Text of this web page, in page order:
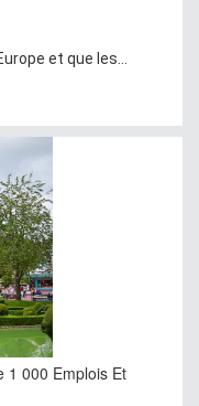
et que les...
1 000 Emplois Et